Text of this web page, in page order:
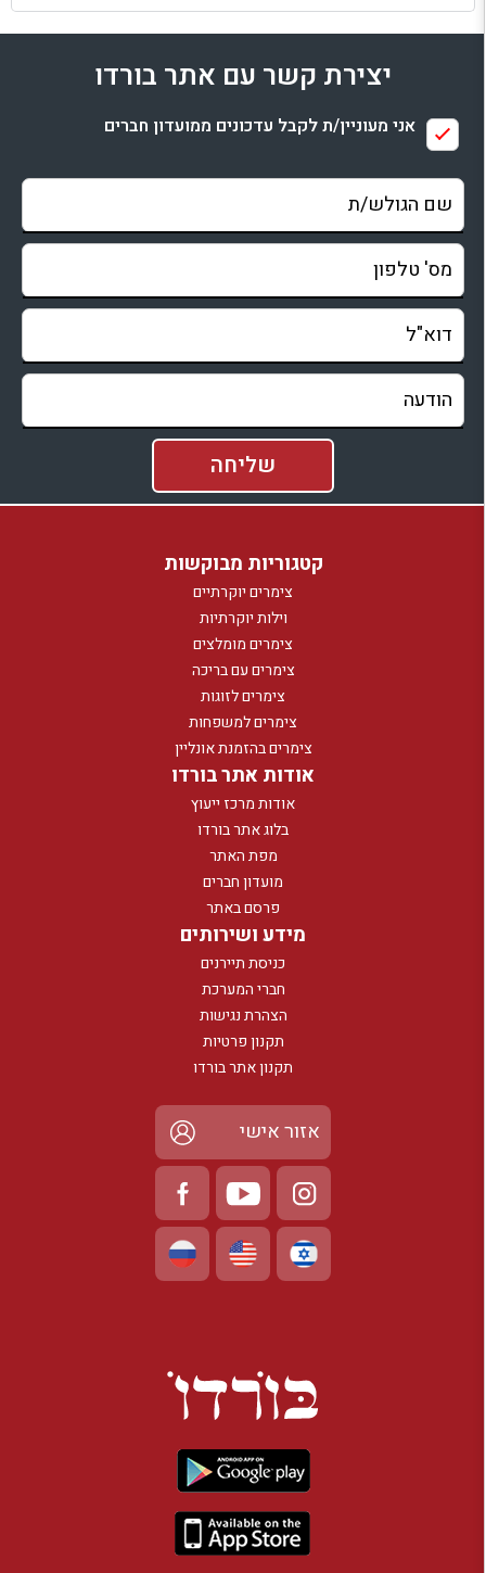
למתחם זה
בדיקת זמינות ומחירים
יצירת קשר עם אתר בורדו
אני מעוניין/ת לקבל עדכונים ממועדון חברים
קטגוריות מבוקשות
צימרים יוקרתיים
וילות יוקרתיות
צימרים מומלצים
צימרים עם בריכה
צימרים לזוגות
צימרים למשפחות
צימרים בהזמנת אונליין
אודות אתר בורדו
אודות מרכז ייעוץ
בלוג אתר בורדו
מפת האתר
מועדון חברים
פרסם באתר
מידע ושירותים
כניסת תיירנים
חברי המערכת
הצהרת נגישות
תקנון פרטיות
תקנון אתר בורדו
אזור אישי